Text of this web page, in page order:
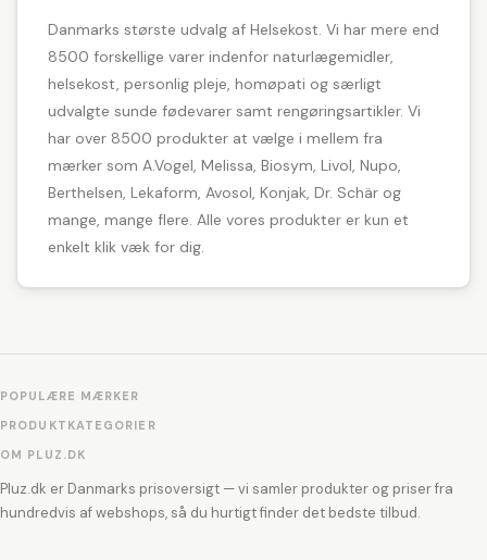
Danmarks største udvalg af Helsekost. Vi har mere end
8500 forskellige varer indenfor naturlægemidler,
helsekost, personlig pleje, homøpati og særligt
udvalgte sunde fødevarer samt rengøringsartikler. Vi
har over 8500 produkter at vælge i mellem fra
mærker som A.Vogel, Melissa, Biosym, Livol, Nupo,
Berthelsen, Lekaform, Avosol, Konjak, Dr. Schär og
mange, mange flere. Alle vores produkter er kun et
enkelt klik væk for dig.
POPULÆRE MÆRKER
PRODUKTKATEGORIER
OM PLUZ.DK
Pluz.dk er Danmarks prisoversigt — vi samler produkter og priser fra
hundredvis af webshops, så du hurtigt finder det bedste tilbud.